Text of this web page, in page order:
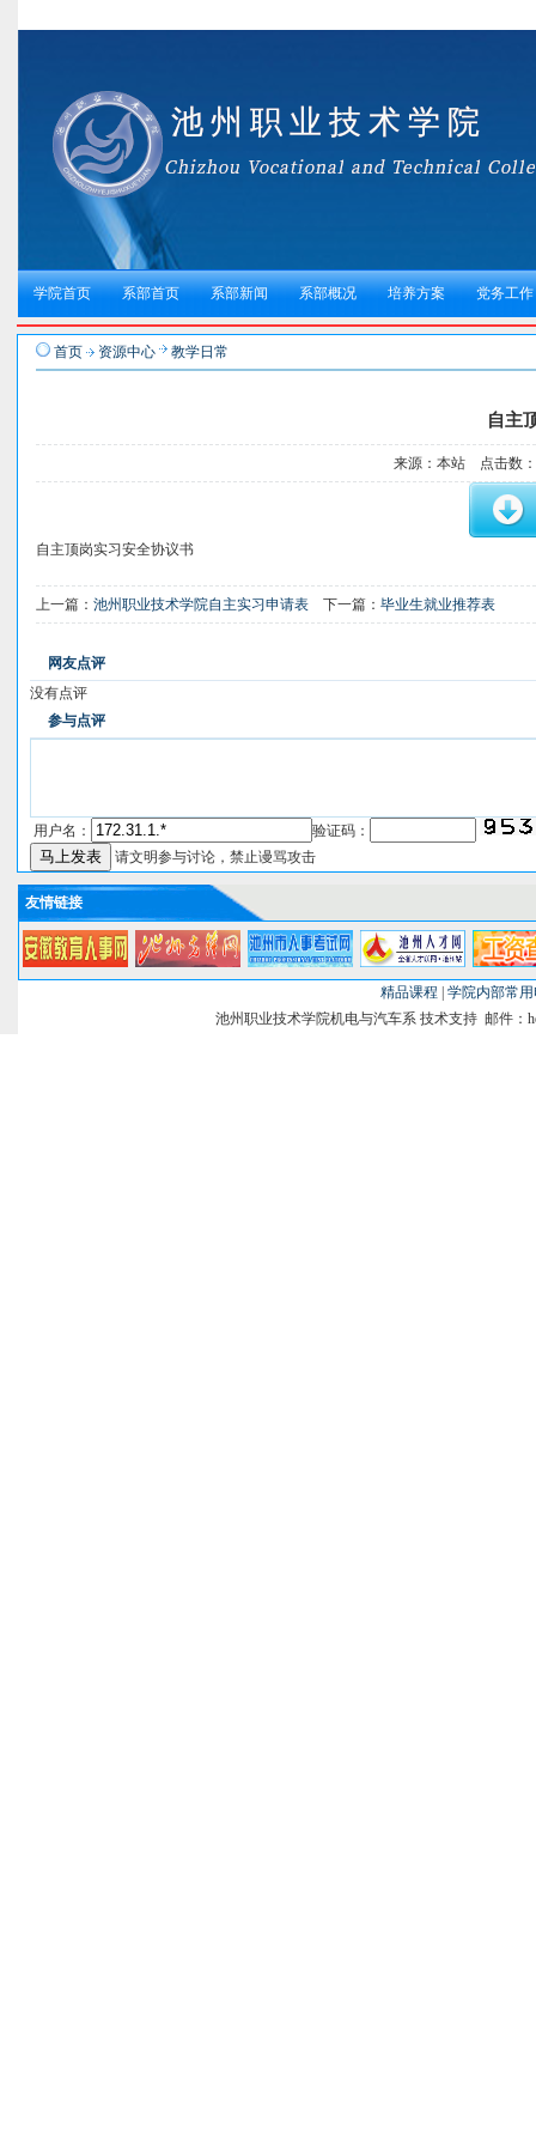
学院首页 系部首页 系部新闻 系部概况 培养方案 党务工作
首页 资源中心 教学日常
自主
来源：本站 点击数：
自主顶岗实习安全协议书
上一篇： 池州职业技术学院自主实习申请表 下一篇： 毕业生就业推荐表
网友点评
没有点评
参与点评
用户名：
验证码：
请文明参与讨论，禁止谩骂攻击
友情链接
精品课程
学院内部常
池州职业技术学院机电与汽车系 技术支持 邮件：